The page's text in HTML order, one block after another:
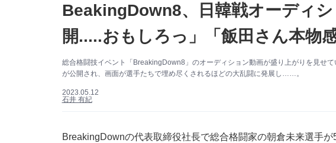
BeakingDown8、日韓戦オーディ
開.....おもしろっ」「飯田さん本物
総合格闘技イベント「BreakingDown8」のオーディション動画が盛り上がりを見せ
が公開され、画面が選手たちで埋め尽くされるほどの大乱闘に発展し……。
2023.05.12
石井 有紀
BreakingDownの代表取締役社長で総合格闘家の朝倉未来選手